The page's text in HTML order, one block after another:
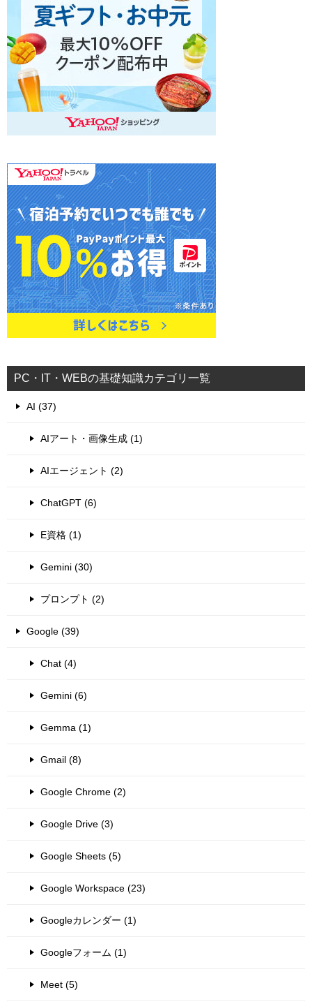
PC・IT・WEBの基礎知識カテゴリ一覧
AI (37)
AIアート・画像生成 (1)
AIエージェント (2)
ChatGPT (6)
E資格 (1)
Gemini (30)
プロンプト (2)
Google (39)
Chat (4)
Gemini (6)
Gemma (1)
Gmail (8)
Google Chrome (2)
Google Drive (3)
Google Sheets (5)
Google Workspace (23)
Googleカレンダー (1)
Googleフォーム (1)
Meet (5)